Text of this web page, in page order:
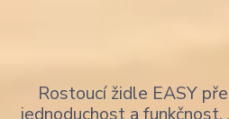
Rostoucí židle EASY
jednoduchost a